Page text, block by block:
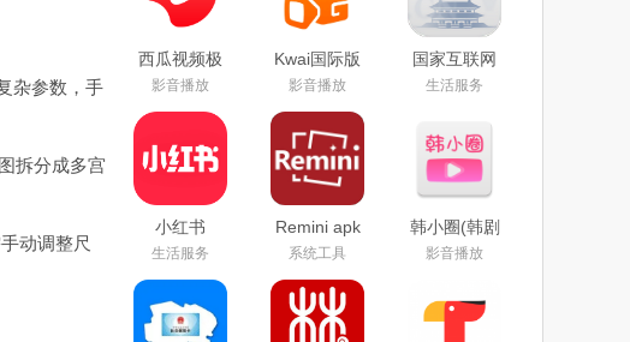
杂参数，手
拆分成多宫
动调整尺
西瓜视频极
速版红包版
2025最新手
机版
影音播放
Kwai国际版
下载官方
2025最新版
影音播放
国家互联网
+督查平台下
载安装2025
院)
生活服务
小红书
google play
版下载2025
最新版
生活服务
Remini apk
手机版下载
2025最新安
卓版
系统工具
韩小圈(韩剧
TV)免费下
载2025最新
影音播放